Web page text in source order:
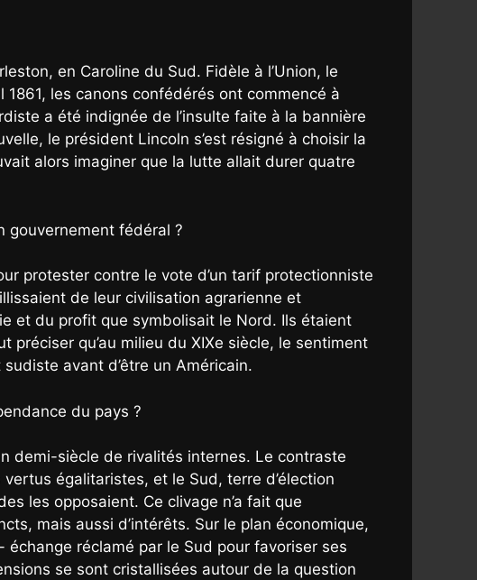
en Caroline du Sud. Fidèle à l’Union, le
les canons confédérés ont commencé à
a été indignée de l’insulte faite à la bannière
le président Lincoln s’est résigné à choisir la
alors imaginer que la lutte allait durer quatre
gouvernement fédéral ?
protester contre le vote d’un tarif protectionniste
de leur civilisation agrarienne et
et du profit que symbolisait le Nord. Ils étaient
qu’au milieu du XIXe siècle, le sentiment
avant d’être un Américain.
du pays ?
demi-siècle de rivalités internes. Le contraste
égalitaristes, et le Sud, terre d’élection
les opposaient. Ce clivage n’a fait que
mais aussi d’intérêts. Sur le plan économique,
réclamé par le Sud pour favoriser ses
se sont cristallisées autour de la question